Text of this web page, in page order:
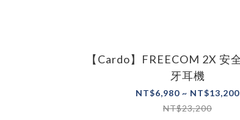
【Cardo】FREECOM 2X 安
牙耳機
NT$6,980 ~ NT$13,200
NT$23,200